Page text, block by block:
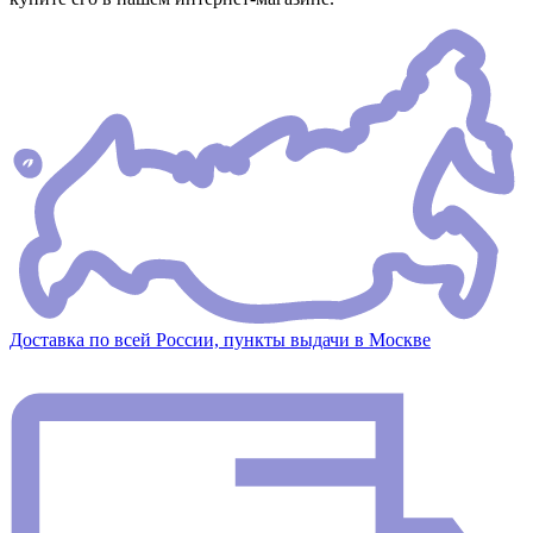
Доставка по всей России, пункты выдачи в Москве